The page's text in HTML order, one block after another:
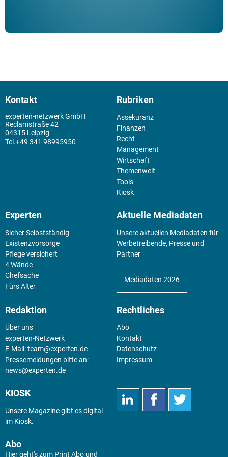
Kontakt
experten-netzwerk GmbH
Reclamstraße 42
04315 Leipzig
+49 341 98995950
Rubriken
Assekuranz
Finanzen
Recht
Management
Wirtschaft
Themenwelt
Tools
Kiosk
Experten
Sicher Selbstständig
Existenz­vorsorge
Pflege versichert
4 Wände
Chefsache
Fürs Alter
Aktuelle Mediadaten
Unsere aktuellen Mediadaten für
Werbetreibende, Presse und
Partner
Mediadaten 2026
Redaktion
Über uns
experten-Netzwerk
E-Mail:team@experten.de
Pressemeldungen bitte an:
news@experten.de
Rechtliches
Abo
Kontakt
Datenschutz
Impressum
KIOSK
Unsere Magazine gibt es digital
im Kiosk.
Abo
Hier geht's zum Print Abo und